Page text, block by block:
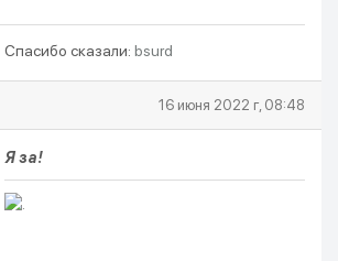
Спасибо сказали: bsurd
16 июня 2022 г, 08:48
Я за!